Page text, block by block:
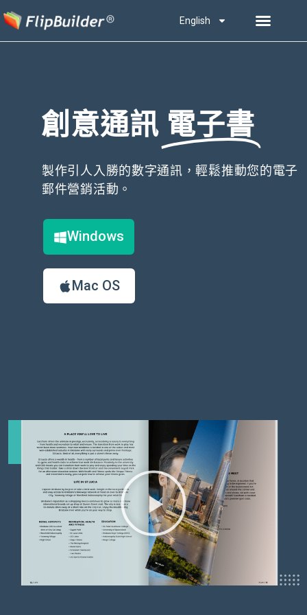
English
創意通訊 電子書
製作引人入勝的數字通訊，輕鬆推動您的電子
郵件營銷活動。
Windows
Mac OS